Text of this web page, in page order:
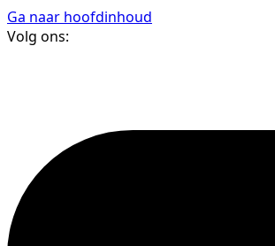
Ga naar hoofdinhoud
Volg ons: